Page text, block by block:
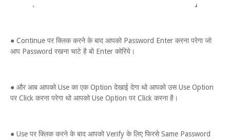
● Continue पर क्लिक करने के बाद आपको Password Enter करना परेगा जो
आप Password रखना चाटे है बो Enter कोरिये।
● और आब आपको Use का एक Option देखाई देगा थो आपको उस Use Option
पर Click करना परेगा थो आपको Use Option पर Click करना है।
● Use पर क्लिक करने के बाद आपको Verify के लिए फिरसे Same Password